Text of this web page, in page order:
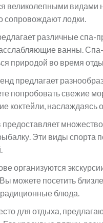
великолепными видами
сопровождают лодки.
различные спа-
ванны.
природой во время
предлагает
попробовать свежие
коктейли, наслаждаясь
Эти виды спорта
организуются
можете посетить
блюда.
для отдыха,